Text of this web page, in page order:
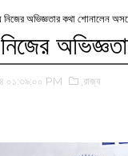
নিজের অভিজ্ঞতার কথা শোনালেন
০১:৩৯:০০ PM ,রাজ্য